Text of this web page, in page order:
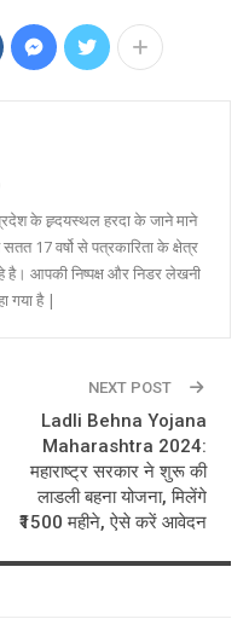
के ह्र्दयस्थल हरदा के जाने माने
17 वर्षो से पत्रकारिता के क्षेत्र
है। आपकी निष्पक्ष और निडर लेखनी
गया है |
NEXT POST
Ladli Behna Yojana
Maharashtra 2024:
महाराष्ट्र सरकार ने शुरू की
लाडली बहना योजना, मिलेंगे
₹1500 महीने, ऐसे करें आवेदन